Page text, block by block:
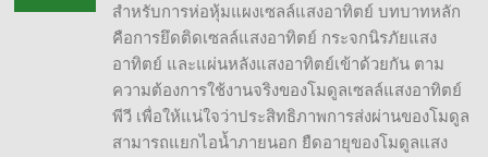
สำหรับการห่อหุ้มแผงเซลล์แสงอาทิตย์ บทบาทหลัก
คือการยึดติดเซลล์แสงอาทิตย์ กระจกนิรภัยแสง
อาทิตย์ และแผ่นหลังแสงอาทิตย์เข้าด้วยกัน ตาม
ความต้องการใช้งานจริงของโมดูลเซลล์แสงอาทิตย์
พีวี เพื่อให้แน่ใจว่าประสิทธิภาพการส่งผ่านของโมดูล
สามารถแยกไอน้ำภายนอก ยืดอายุของโมดูลแสง